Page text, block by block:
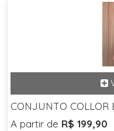
CONJUNTO COLLOR
A partir de R$ 199,90